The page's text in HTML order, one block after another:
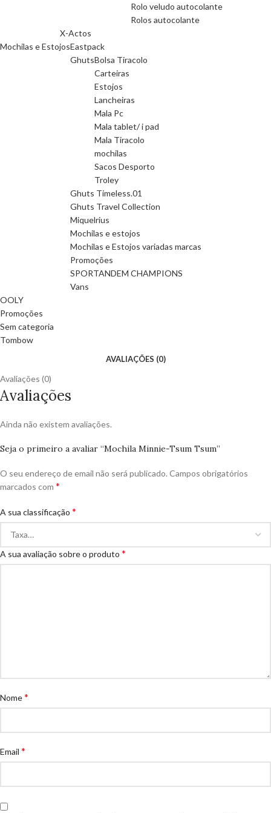
Rolo veludo autocolante
Rolos autocolante
X-Actos
Mochilas e EstojosEastpack
GhutsBolsa Tiracolo
Carteiras
Estojos
Lancheiras
Mala Pc
Mala tablet/ i pad
Mala Tiracolo
mochilas
Sacos Desporto
Troley
Ghuts Timeless.01
Ghuts Travel Collection
Miquelrius
Mochilas e estojos
Mochilas e Estojos variadas marcas
Promoções
SPORTANDEM CHAMPIONS
Vans
OOLY
Promoções
Sem categoria
Tombow
AVALIAÇÕES (0)
Avaliações (0)
Avaliações
Ainda não existem avaliações.
Seja o primeiro a avaliar “Mochila Minnie-Tsum Tsum”
O seu endereço de email não será publicado. Campos obrigatórios
marcados com *
A sua classificação *
A sua avaliação sobre o produto *
Nome*
Email *